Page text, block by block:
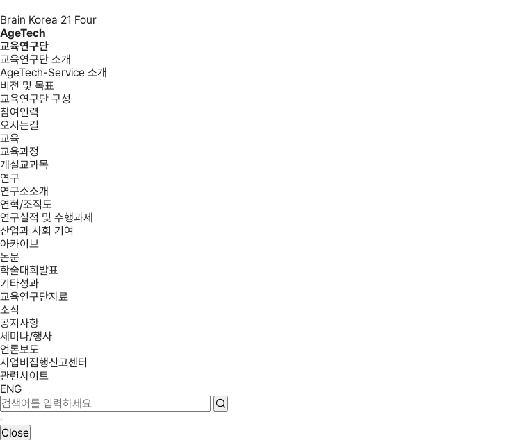
Brain Korea 21 Four
AgeTech
교육연구단
교육연구단 소개
AgeTech-Service 소개
비전 및 목표
교육연구단 구성
참여인력
오시는길
교육
교육과정
개설교과목
연구
연구소소개
연혁/조직도
연구실적 및 수행과제
산업과 사회 기여
아카이브
논문
학술대회발표
기타성과
교육연구단자료
소식
공지사항
세미나/행사
언론보도
사업비집행신고센터
관련사이트
ENG
Close